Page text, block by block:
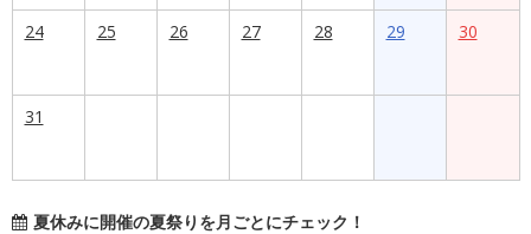
24 25 26 27 28 29 30
31
夏休みに開催の夏祭りを月ごとにチェック！